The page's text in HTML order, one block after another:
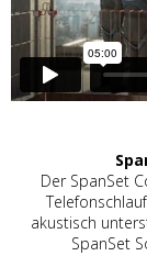
Der SpanSet
akustisch
SpanSet